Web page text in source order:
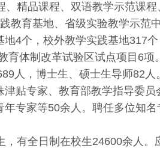
精品课程、双语教学示范课
教育基地、省级实验教学示范
4个，校外教学实践基地317
育体制改革试验区试点项目6项。
人，博士生、硕士生导师82
贴专家、教育部教学指导委员
专家等50余人。聘任多位知
有全日制在校生24600余人。